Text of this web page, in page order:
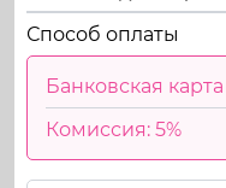
Способ оплаты
Банковская карта
Комиссия: 5%